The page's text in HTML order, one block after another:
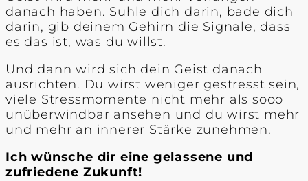
danach haben. Suhle dich darin, bade dich
darin, gib deinem Gehirn die Signale, dass
es das ist, was du willst.
Und dann wird sich dein Geist danach
ausrichten. Du wirst weniger gestresst sein,
viele Stressmomente nicht mehr als sooo
unüberwindbar ansehen und du wirst mehr
und mehr an innerer Stärke zunehmen.
Ich wünsche dir eine gelassene und
zufriedene Zukunft!